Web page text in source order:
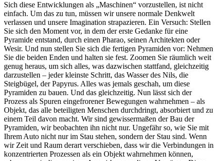
Sich diese Entwicklungen als „Maschinen“ vorzustellen, ist nicht
einfach. Um das zu tun, müssen wir unsere normale Denkwelt
verlassen und unsere Imagination strapazieren. Ein Versuch: Stellen
Sie sich den Moment vor, in dem der erste Gedanke für eine
Pyramide entstand, durch einen Pharao, seinen Architekten oder
Wesir. Und nun stellen Sie sich die fertigen Pyramiden vor: Nehmen
Sie die beiden Enden und halten sie fest. Zoomen Sie räumlich weit
genug heraus, um sich alles, was dazwischen stattfand, gleichzeitig
darzustellen – jeder kleinste Schritt, das Wasser des Nils, die
Steigbügel, der Papyrus. Alles was jemals geschah, um diese
Pyramiden zu bauen. Und das gleichzeitig. Nun lässt sich der
Prozess als Spuren eingefrorener Bewegungen wahrnehmen – als
Objekt, das alle beteiligten Menschen durchdringt, absorbiert und zu
einem Teil davon macht. Wir sind gewissermaßen der Bau der
Pyramiden, wir beobachten ihn nicht nur. Ungefähr so, wie Sie mit
Ihrem Auto nicht nur im Stau stehen, sondern der Stau sind. Wenn
wir Zeit und Raum derart verschieben, dass wir die Verbindungen in
konzentrierten Prozessen als ein Objekt wahrnehmen können,